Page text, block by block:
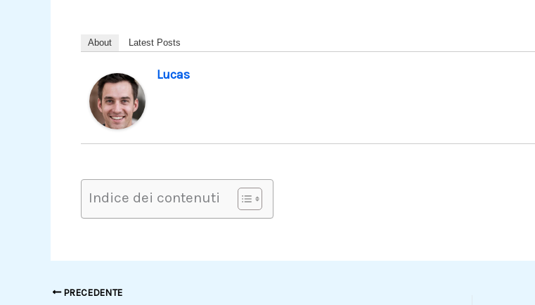
About Latest Posts
Lucas
Indice dei contenuti
PRECEDENTE